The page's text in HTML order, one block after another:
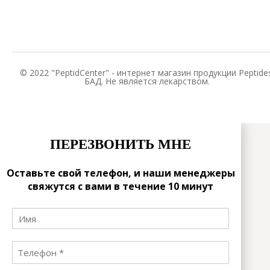
© 2022 "PeptidCenter" - интернет магазин продукции
БАД. Не является лекарством.
ПЕРЕЗВОНИТЬ МНЕ
Оставьте свой телефон, и наши менеджеры
свяжутся с вами в течение 10 минут